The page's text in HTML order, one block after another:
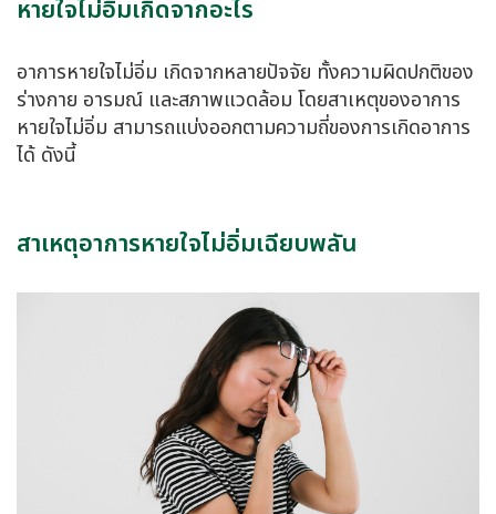
หายใจไม่อิ่มเกิดจากอะไร
อาการหายใจไม่อิ่ม เกิดจากหลายปัจจัย ทั้งความผิดปกติของ
ร่างกาย อารมณ์ และสภาพแวดล้อม โดยสาเหตุของอาการ
หายใจไม่อิ่ม สามารถแบ่งออกตามความถี่ของการเกิดอาการ
ได้ ดังนี้
สาเหตุอาการหายใจไม่อิ่มเฉียบพลัน